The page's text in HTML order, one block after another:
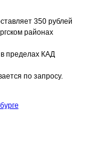
350 рублей
районах
пределах КАД
по запросу.